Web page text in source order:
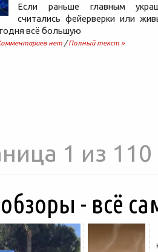
Если раньше главным
считались фейерверки или
всё большую
нет /Полный текст »
1 из 110
- всё